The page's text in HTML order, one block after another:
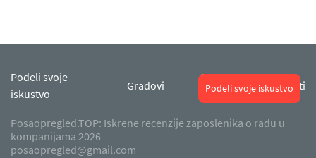
Podeli svoje iskustvo
Podeli svoje
iskustvo
Gradovi
O
nama
Kontakti
Posaopregled.TOP: Iskrene recenzije zaposlenika o radu u
kompanijama 2026
posaopregled@gmail.com